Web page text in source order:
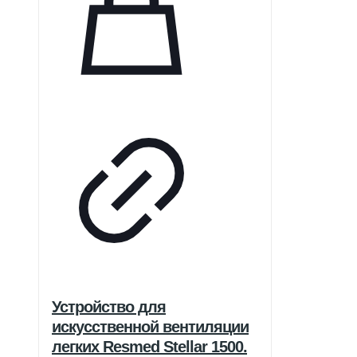
Устройство для
искусственной вентиляции
легких Resmed Stellar 1500.